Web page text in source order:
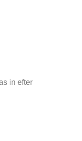
in efter